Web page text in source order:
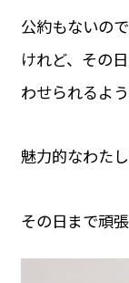
公約もないの
けれど、その
わせられるよう
魅力的なわた
その日まで頑